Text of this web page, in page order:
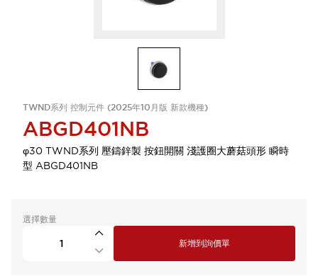
TWND系列 控制元件 (2025年10月版 新款機種)
ABGD401NB
φ30 TWND系列 壓鑄鋅製 按鈕開關 淺護圈大蘑菇頭形 瞬時
型 ABGD401NB
選擇數量
新增到詢價單